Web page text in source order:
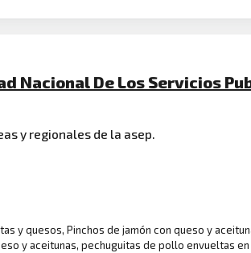
Nacional De Los Servicios
y regionales de la asep.
y quesos, Pinchos de jamón con queso y
y aceitunas, pechuguitas de pollo envueltas en